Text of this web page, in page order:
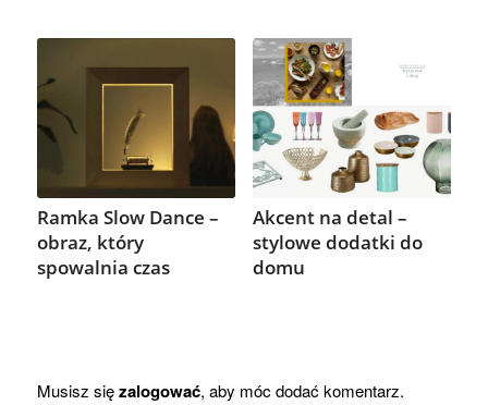
Ramka Slow Dance –
obraz, który
spowalnia czas
Akcent na detal –
stylowe dodatki do
domu
Musisz sięzalogować, aby móc dodać komentarz.